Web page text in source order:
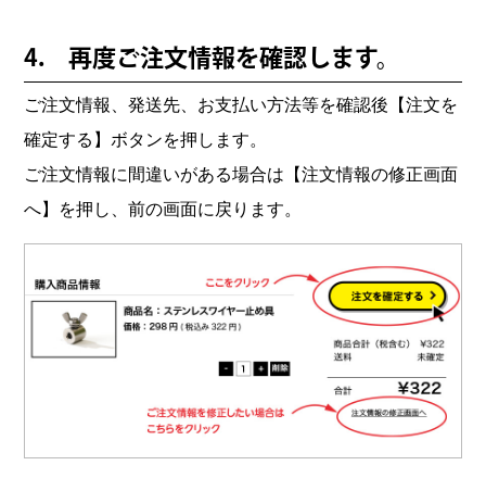
4. 再度ご注文情報を確認します。
ご注文情報、発送先、お支払い方法等を確認後【注文を
確定する】ボタンを押します。
ご注文情報に間違いがある場合は【注文情報の修正画面
へ】を押し、前の画面に戻ります。